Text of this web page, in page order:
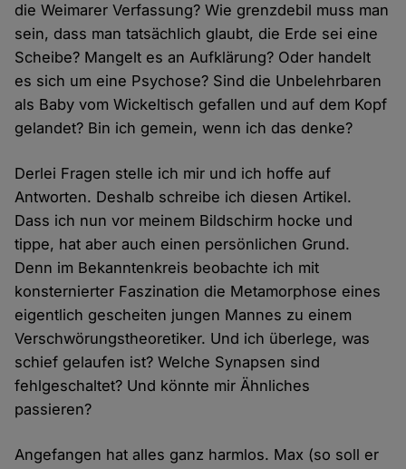
die Weimarer Verfassung? Wie grenzdebil muss man
sein, dass man tatsächlich glaubt, die Erde sei eine
Scheibe? Mangelt es an Aufklärung? Oder handelt
es sich um eine Psychose? Sind die Unbelehrbaren
als Baby vom Wickeltisch gefallen und auf dem Kopf
gelandet? Bin ich gemein, wenn ich das denke?
Derlei Fragen stelle ich mir und ich hoffe auf
Antworten. Deshalb schreibe ich diesen Artikel.
Dass ich nun vor meinem Bildschirm hocke und
tippe, hat aber auch einen persönlichen Grund.
Denn im Bekanntenkreis beobachte ich mit
konsternierter Faszination die Metamorphose eines
eigentlich gescheiten jungen Mannes zu einem
Verschwörungstheoretiker. Und ich überlege, was
schief gelaufen ist? Welche Synapsen sind
fehlgeschaltet? Und könnte mir Ähnliches
passieren?
Angefangen hat alles ganz harmlos. Max (so soll er